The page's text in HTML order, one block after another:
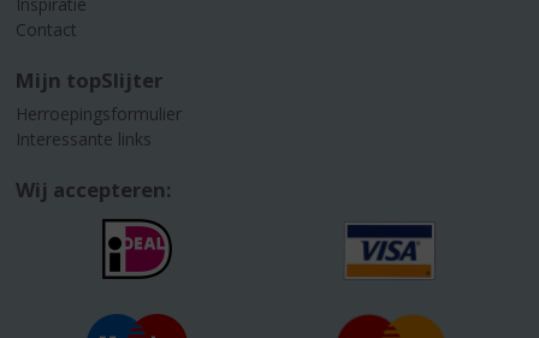
Contact
Mijn topSlijter
Herroepingsformulier
Interessante links
Wij accepteren: